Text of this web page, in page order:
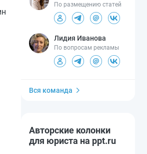
По размещению статей
Лидия Иванова
По вопросам рекламы
Вся команда
Авторские колонки
для юриста на ppt.ru